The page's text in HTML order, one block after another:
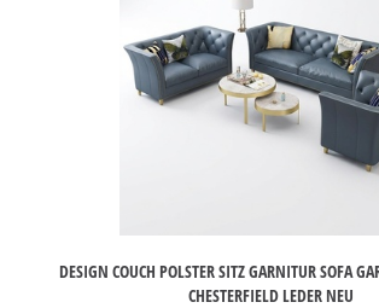
DESIGN COUCH POLSTER SITZ GARNITUR SOFA
CHESTERFIELD LEDER NEU